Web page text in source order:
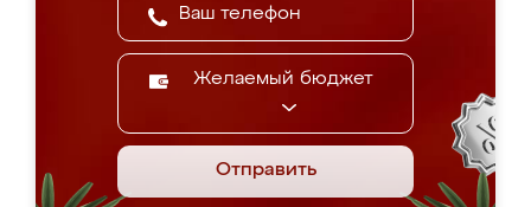
Желаемый бюджет
Отправить